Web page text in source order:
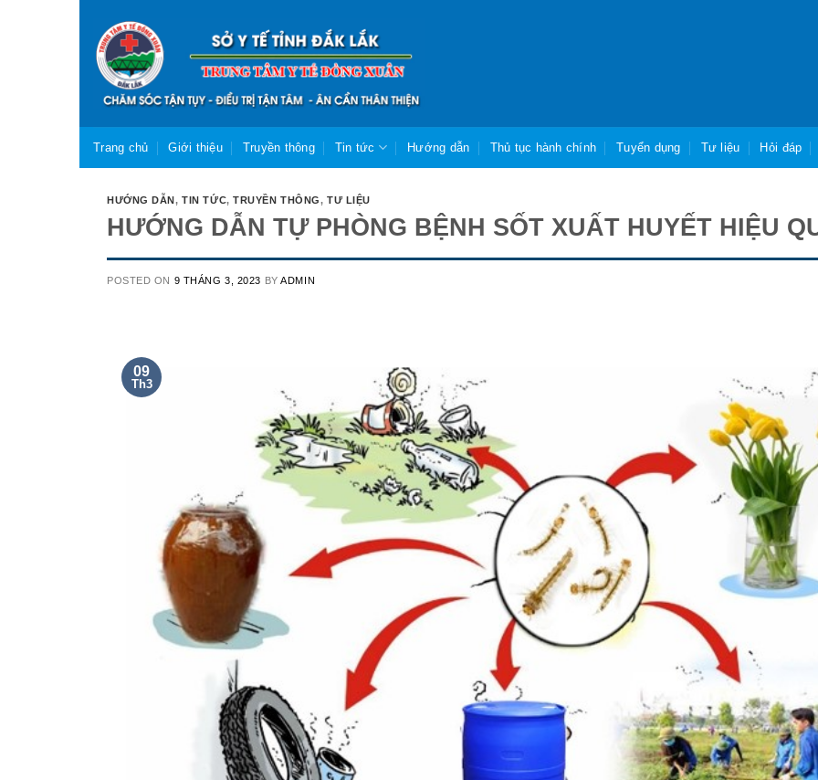
content
Trang chủ Giới thiệu Truyền thông Tin tức Hướng dẫn Thủ tục hành chính Tuyển dụng Tư liệu Hỏi đáp
HƯỚNG DẪN,TIN TỨC,TRUYỀN THÔNG,TƯ LIỆU
HƯỚNG DẪN TỰ PHÒNG BỆNH SỐT XUẤT HUYẾT HIỆU
POSTED ON 9 THÁNG 3, 2023 BYADMIN
09
Th3